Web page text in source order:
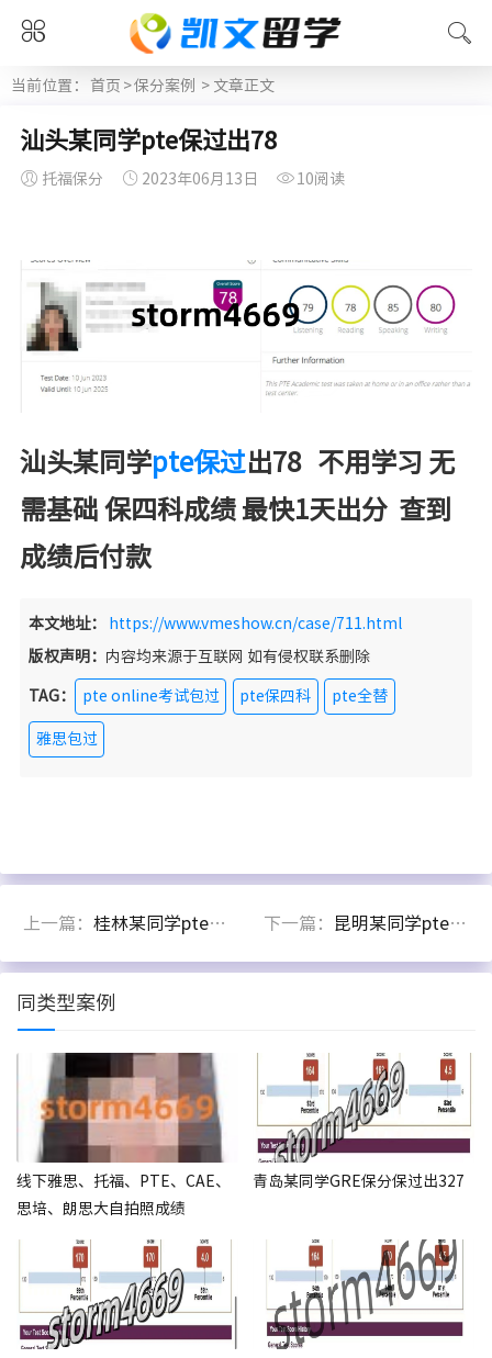
当前位置： 首页 >保分案例 > 文章正文
汕头某同学pte保过出78
托福保分 2023年06月13日 10阅读
汕头某同学pte保过出78 不用学习 无
需基础 保四科成绩 最快1天出分 查到
成绩后付款
本文地址： https://www.vmeshow.cn/case/711.html
版权声明： 内容均来源于互联网 如有侵权联系删除
TAG： pte online考试包过 pte保四科 pte全替
雅思包过
上一篇： 桂林某同学pte远程保分出83 下一篇： 昆明某同学pte保过出分83
同类型案例
线下雅思、托福、PTE、CAE、
思培、朗思大自拍照成绩
青岛某同学GRE保分保过出327